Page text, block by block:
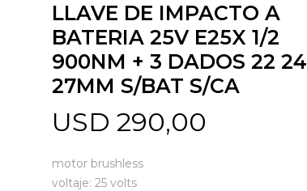
LLAVE DE IMPACTO A
BATERIA 25V E25X 1/2
900NM + 3 DADOS 22 24
27MM S/BAT S/CA
USD 290,00
motor brushless
voltaje: 25 volts